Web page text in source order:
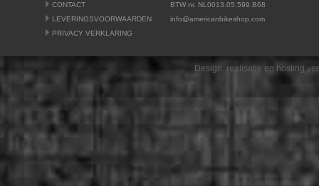
CONTACT
LEVERINGSVOORWAARDEN
PRIVACY VERKLARING
BTW nr. NL0013.05.599.B68
info@americanbikeshop.com
Design, realisatie en hosting